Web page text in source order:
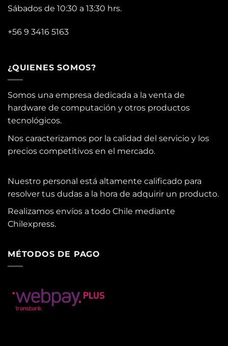
Sábados de 10:30 a 13:30 hrs.
+56 9 3416 5163
¿QUIENES SOMOS?
Somos una empresa dedicada a la venta de
hardware de computación y otros productos
tecnológicos.
Nos caracterizamos por la calidad del servicio y los
precios competitivos en el mercado.
Nuestro personal está altamente calificado para
resolver tus dudas a la hora de adquirir un producto.
Realizamos envíos a todo Chile mediante
Chilexpress.
MÉTODOS DE PAGO